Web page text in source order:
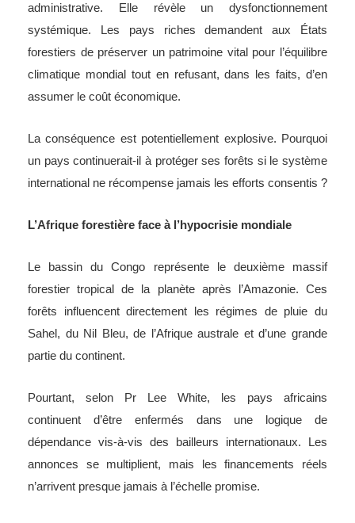
administrative. Elle révèle un dysfonctionnement
systémique. Les pays riches demandent aux États
forestiers de préserver un patrimoine vital pour l’équilibre
climatique mondial tout en refusant, dans les faits, d’en
assumer le coût économique.
La conséquence est potentiellement explosive. Pourquoi
un pays continuerait-il à protéger ses forêts si le système
international ne récompense jamais les efforts consentis ?
L’Afrique forestière face à l’hypocrisie mondiale
Le bassin du Congo représente le deuxième massif
forestier tropical de la planète après l’Amazonie. Ces
forêts influencent directement les régimes de pluie du
Sahel, du Nil Bleu, de l’Afrique australe et d’une grande
partie du continent.
Pourtant, selon Pr Lee White, les pays africains
continuent d’être enfermés dans une logique de
dépendance vis-à-vis des bailleurs internationaux. Les
annonces se multiplient, mais les financements réels
n’arrivent presque jamais à l’échelle promise.